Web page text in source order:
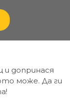
и допринася
може. Да ги